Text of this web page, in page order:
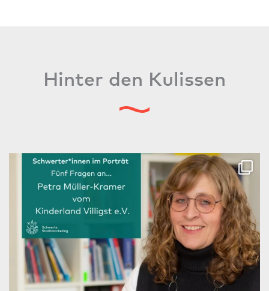
Hinter den Kulissen